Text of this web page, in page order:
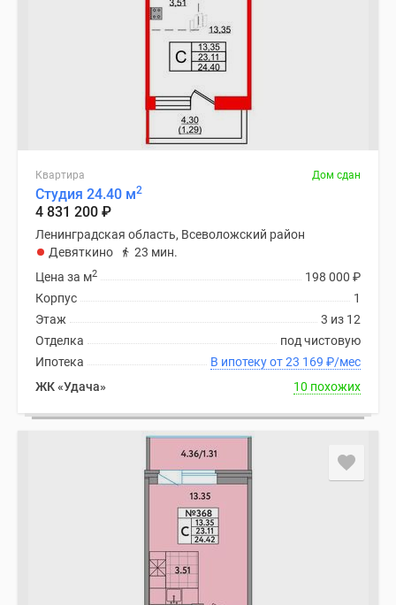
Квартира Дом сдан
Студия 24.40 м2
4 831 200 ₽
Ленинградская область, Всеволожский район
Девяткино
23 мин.
198 000 ₽
Цена за м2
1
Корпус
3 из 12
Этаж
под чистовую
Отделка
В ипотеку от 23 169 ₽/мес
Ипотека
ЖК «Удача»
10 похожих